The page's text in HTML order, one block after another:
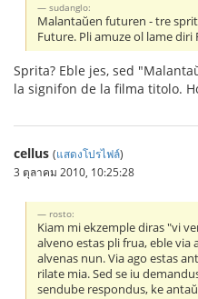
sudanglo:
Malantaŭen futuren - tre
Future. Pli amuze ol lame
Sprita? Eble jes, sed
la signifon de la filma titolo.
cellus (แสดงโปรไฟล์)
3 ตุลาคม 2010, 10:25:28
rosto:
Kiam mi ekzemple diras "vi
alveno estas pli frua, eble via
alvenas nun. Via ago estas
rilate mia. Sed se iu
sendube respondus, ke